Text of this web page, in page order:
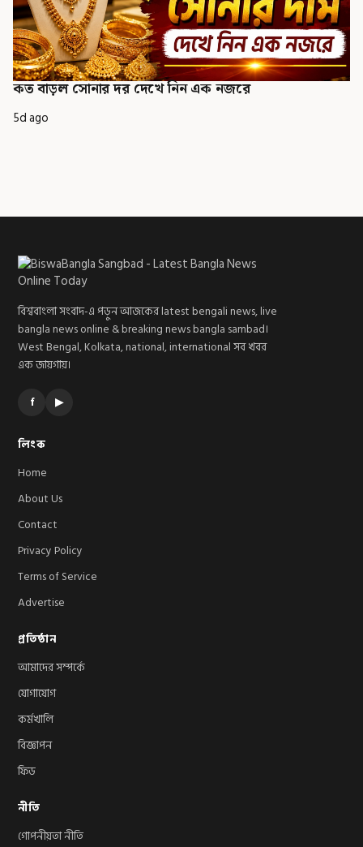
কত বাড়ল সোনার দর দেখে নিন এক নজরে
5d ago
বিশ্ববাংলা সংবাদ-এ পড়ুন আজকের latest bengali news, live
bangla news online & breaking news bangla sambad।
West Bengal, Kolkata, national, international সব খবর
এক জায়গায়।
f ▶
লিংক
Home
About Us
Contact
Privacy Policy
Terms of Service
Advertise
প্রতিষ্ঠান
আমাদের সম্পর্কে
যোগাযোগ
কর্মখালি
বিজ্ঞাপন
ফিড
নীতি
গোপনীয়তা নীতি